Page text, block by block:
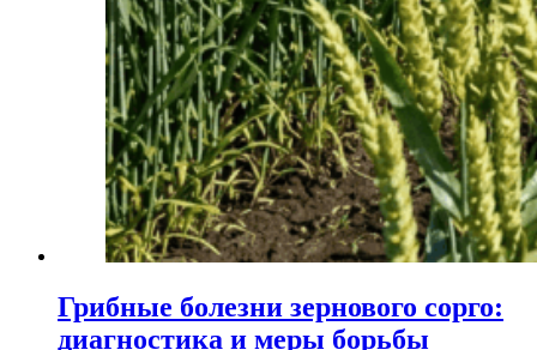
Грибные болезни зернового сорго:
диагностика и меры борьбы